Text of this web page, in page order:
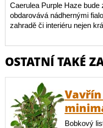
Caerulea Purple Haze
obdarovává nádhernými
zahradě či interiéru nejen
OSTATNÍ TAKÉ
Bobkový